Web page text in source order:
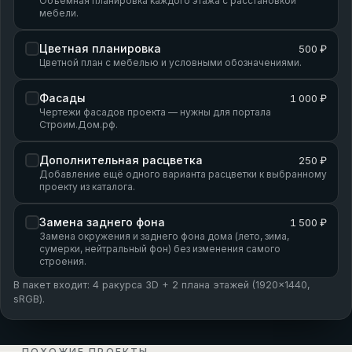
мебели.
Цветная планировка 500 ₽
Цветной план с мебелью и условными обозначениями.
Фасады 1 000 ₽
Чертежи фасадов проекта — нужны для портала
Строим.Дом.рф.
Дополнительная расцветка 250 ₽
Добавление ещё одного варианта расцветки к выбранному
проекту из каталога.
Замена заднего фона 1 500 ₽
Замена окружения и заднего фона дома (лето, зима,
сумерки, нейтральный фон) без изменения самого
строения.
В пакет входит: 4 ракурса 3D + 2 плана этажей (1920×1440,
sRGB).